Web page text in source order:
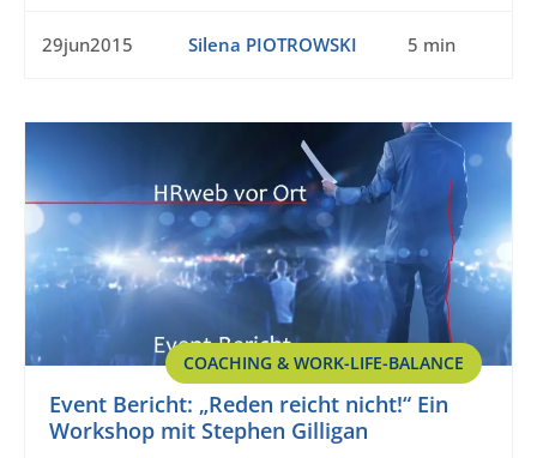
29jun2015 Silena PIOTROWSKI 5 min
COACHING & WORK-LIFE-BALANCE
Event Bericht: „Reden reicht nicht!“ Ein
Workshop mit Stephen Gilligan